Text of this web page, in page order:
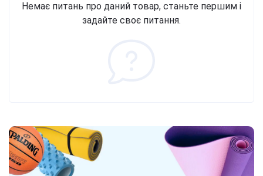
Немає питань про даний товар, станьте першим і
задайте своє питання.